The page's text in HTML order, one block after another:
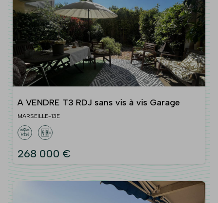
A VENDRE T3 RDJ sans vis à vis Garage
MARSEILLE-13E
268 000 €